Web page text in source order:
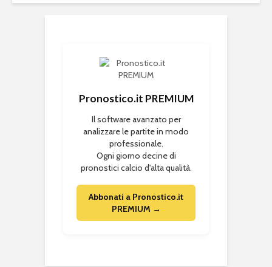
Pronostico.it PREMIUM
Il software avanzato per
analizzare le partite in modo
professionale.
Ogni giorno decine di
pronostici calcio d'alta qualità.
Abbonati a Pronostico.it
PREMIUM →